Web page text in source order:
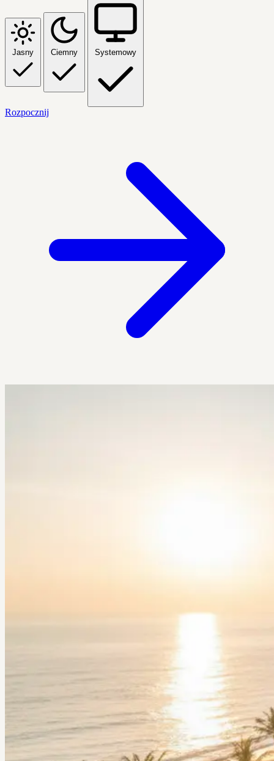
Jasny Ciemny Systemowy
Rozpocznij